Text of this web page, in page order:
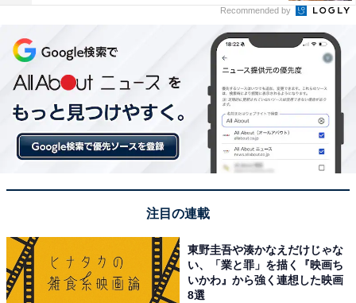
Recommended by
注目の連載
東野圭吾や湊かなえだけじゃな
い、「業と罪」を描く『映画ち
いかわ』から強く連想した映画
8選